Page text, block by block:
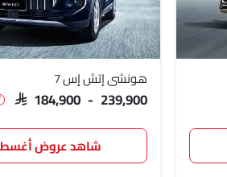
SAR 117,000 - 129,000
هونشي إتش إس 7
SAR 184,900 - 239,900
شاهد عروض